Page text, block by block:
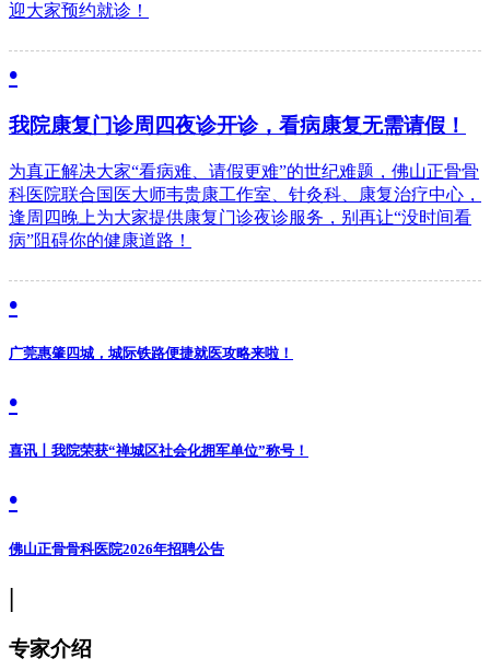
迎大家预约就诊！
•
我院康复门诊周四夜诊开诊，看病康复无需请假！
为真正解决大家“看病难、请假更难”的世纪难题，佛山正骨骨
科医院联合国医大师韦贵康工作室、针灸科、康复治疗中心，
逢周四晚上为大家提供康复门诊夜诊服务，别再让“没时间看
病”阻碍你的健康道路！
•
广莞惠肇四城，城际铁路便捷就医攻略来啦！
•
喜讯丨我院荣获“禅城区社会化拥军单位”称号！
•
佛山正骨骨科医院2026年招聘公告
|
专家介绍